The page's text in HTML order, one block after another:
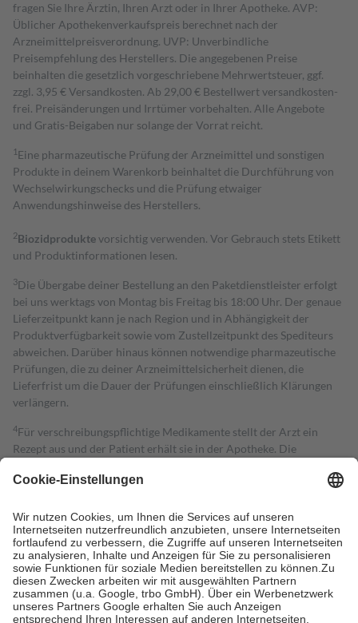
fragen Sie Ihre Ärztin, Ihren Arzt oder in Ihrer Apotheke. AVP:
Üblicher Apothekenverkaufspreis berechnet nach der
Arzneimittelpreisverordnung. UVP: Unverbindliche
Preisempfehlung des Herstellers. Die angegebenen Preise
beinhalten die gesetzlich vorgeschriebene Mehrwertsteuer, ggf.
zzgl. 3,95 € Versandkosten. Ab 29,00 € Bestell­wert versand­kosten­
frei. Preisänderungen und Irrtümer vorbehalten. Alle Angebote
und Gratis-Beigaben nur solange der Vorrat reicht.
1 Eine pharmazeutische Prüfung der Arzneimittel und sonstigen
Produkte in deinem Warenkorb beinhaltet die Durchführung von
Wechselwirkungschecks und die Prüfung etwaiger
Anwendungshinweise des Herstellers.
2Biozidproduktevorsichtig verwenden. Vor Gebrauch stets Etikett
und Produktinformationen lesen.
3Die Übergabe deiner Bestellung an den Paketdienstleister erfolgt
bei uns werktags von Montag bis Freitag bis 18:00 Uhr. Der genaue
Lieferzeitpunkt kann je nach Region und in Abhängigkeit der
Produktverfügbarkeit sowie vom Zustellzeitpunkt des Spediteurs
abweichen. Darüber hinaus können notwendige pharmazeutische
Prüfungen, die zu deiner Arzneimittelsicherheit dienen, die
Lieferfrist um die Dauer der Prüfungen einschließlich Klärungen
verlängern.
4Für verschreibungspflichtige Medikamente stellt der Arzt ein
Rezept aus und der Patient erhält sie in der Apotheke. Die
Kosten dafür, der Versicherte trägt einen Teil davon als Zuzahlung
Grundsätzlich leisten Mitglieder Zuzahlungen in Höhe von zehn
Prozent des Abgabepreises,mindestensjedochfünf Euround
höchstens zehn Euro.Es sind jedoch nie mehr als die tatsächlichen
Kosten der Leistung zu entrichten.
Diese Regeln gelten grundsätzlich auch für Online-Apotheken.
Bei Heilmitteln und häuslicher Krankenpflege beträgt die
Zuzahlung zehn Prozent der Kosten sowie zehn Euro je